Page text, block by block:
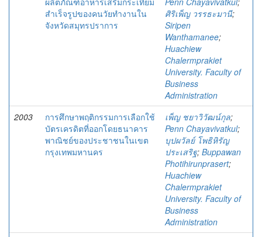
สำเร็จรูปของคนวัยทำงานใน
จังหวัดสมุทรปราการ
ศิริเพ็ญ วรรธะมานี;
Siripen
Wanthamanee;
Huachiew
Chalermprakiet
University. Faculty of
Business
Administration
2003
การศึกษาพฤติกรรมการเลือกใช้
บัตรเครดิตที่ออกโดยธนาคาร
พาณิชย์ของประชาชนในเขต
กรุงเทพมหานคร
เพ็ญ ชยาวิวัฒน์กุล;
Penn Chayavivatkul;
บุปผวัลย์ โพธิหิรัญ
ประเสริฐ; Buppawan
Photihirunprasert;
Huachiew
Chalermprakiet
University. Faculty of
Business
Administration